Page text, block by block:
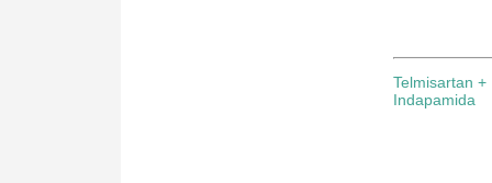
Telmisartan +
Indapamida